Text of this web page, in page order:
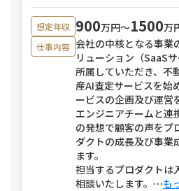
想定年収 900万円〜1500万
仕事内容 会社の中核となる事業
リューション（SaaS
所属していただき、不
産AI査定サービスを始
ービスの企画及び運営
エンジニアチームと連
の発想で顧客の声をプ
ダクトの成長及び事業
ます。
担当するプロダクトは
相談いたします。 ⋯も